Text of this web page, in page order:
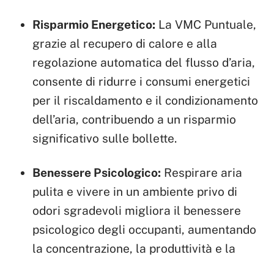
Risparmio Energetico: La VMC Puntuale,
grazie al recupero di calore e alla
regolazione automatica del flusso d’aria,
consente di ridurre i consumi energetici
per il riscaldamento e il condizionamento
dell’aria, contribuendo a un risparmio
significativo sulle bollette.
Benessere Psicologico: Respirare aria
pulita e vivere in un ambiente privo di
odori sgradevoli migliora il benessere
psicologico degli occupanti, aumentando
la concentrazione, la produttività e la